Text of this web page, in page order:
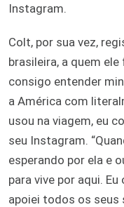
Instagram.
Colt, por sua vez,
brasileira, a quem
consigo entender
a América com
usou na viagem, eu
seu Instagram.
esperando por ela e
para vive por aqui.
apoiei todos os seus